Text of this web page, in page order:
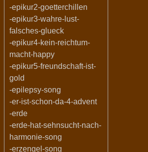
-epikur2-goetterchillen
-epikur3-wahre-lust-
falsches-glueck
-epikur4-kein-reichtum-
macht-happy
-epikur5-freundschaft-ist-
gold
-epilepsy-song
-er-ist-schon-da-4-advent
-erde
-erde-hat-sehnsucht-nach-
harmonie-song
-erzengel-song